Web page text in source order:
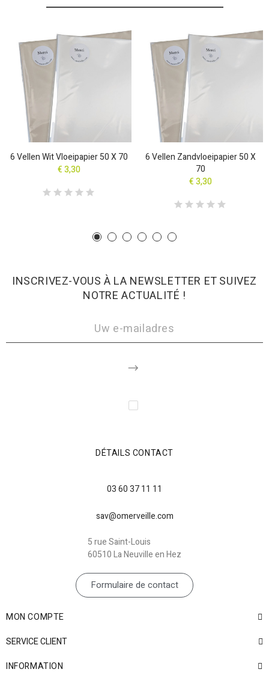
6 Vellen Wit Vloeipapier 50 X 70
€ 3,30
6 Vellen Zandvloeipapier 50 X
70
€ 3,30
INSCRIVEZ-VOUS À LA NEWSLETTER ET SUIVEZ
NOTRE ACTUALITÉ !
DÉTAILS CONTACT
03 60 37 11 11
sav@omerveille.com
5 rue Saint-Louis
60510 La Neuville en Hez
Formulaire de contact
MON COMPTE
SERVICE CLIENT
INFORMATION